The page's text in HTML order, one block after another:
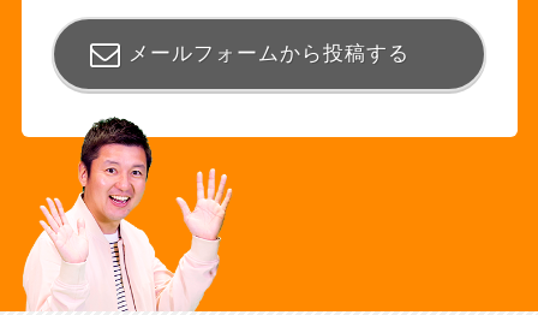
メールフォームから投稿する